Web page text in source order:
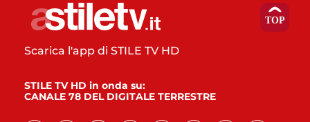
Scarica l'app di STILE TV HD
STILE TV HD in onda su:
CANALE 78 DEL DIGITALE TERRESTRE